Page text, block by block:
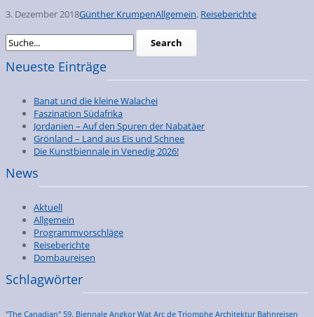
3. Dezember 2018Günther KrumpenAllgemein, Reiseberichte
Neueste Einträge
Banat und die kleine Walachei
Faszination Südafrika
Jordanien – Auf den Spuren der Nabatäer
Grönland – Land aus Eis und Schnee
Die Kunstbiennale in Venedig 2026!
News
Aktuell
Allgemein
Programmvorschläge
Reiseberichte
Dombaureisen
Schlagwörter
"The Canadian" 59. Biennale Angkor Wat Arc de Triomphe Architektur Bahnreisen